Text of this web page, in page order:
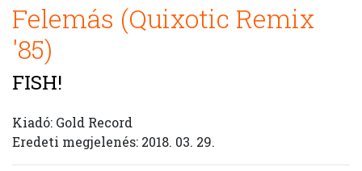
Felemás (Quixotic Remix
'85)
FISH!
Kiadó: Gold Record
Eredeti megjelenés: 2018. 03. 29.